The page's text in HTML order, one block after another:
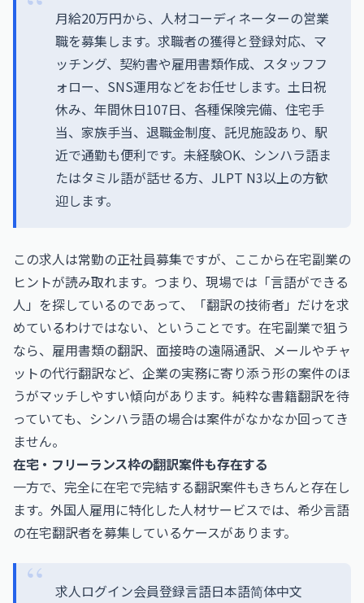
月給20万円から、人材コーディネーターの営業
職を募集します。求職者の獲得と登録対応、マ
ッチング、契約書や雇用書類作成、スタッフフ
ォロー、SNS運用などをお任せします。土日祝
休み、年間休日107日、各種保険完備、住宅手
当、家族手当、退職金制度、託児施設あり、駅
近で通勤も便利です。未経験OK、シンハラ語ま
たはタミル語が話せる方、JLPT N3以上の方歓
迎します。
この求人は常勤の正社員募集ですが、ここから在宅副業の
ヒントが読み取れます。つまり、現場では「言語ができる
人」を探しているのであって、「翻訳の技術者」だけを求
めているわけではない、ということです。在宅副業で狙う
なら、雇用書類の翻訳、面接時の遠隔通訳、メールやチャ
ットの代行翻訳など、企業の実務に寄り添う形の案件のほ
うがマッチしやすい傾向があります。純粋な書籍翻訳を待
っていても、シンハラ語の場合は案件がなかなか回ってき
ません。
在宅・フリーランス枠の翻訳案件も存在する
一方で、完全に在宅で完結する翻訳案件もきちんと存在し
ます。外国人雇用に特化した人材サービスでは、希少言語
の在宅翻訳者を募集しているケースがあります。
求人ログイン会員登録言語日本語简体中文